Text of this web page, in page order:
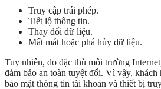
Truy cập trái phép.
Tiết lộ thông tin.
Thay đổi dữ liệu.
Mất mát hoặc phá hủy dữ liệu.
Tuy nhiên, do đặc thù môi trường
đảm bảo an toàn tuyệt đối. Vì vậy, khách
bảo mật thông tin tài khoản và thiết bị